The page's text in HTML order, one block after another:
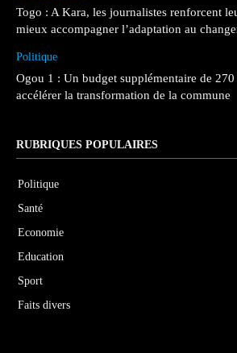
Togo : A Kara, les journalistes renforcent
mieux accompagner l’adaptation au
Politique
Ogou 1 : Un budget supplémentaire de
accélérer la transformation de la commune
RUBRIQUES POPULAIRES
Politique
Santé
Economie
Education
Sport
Faits divers